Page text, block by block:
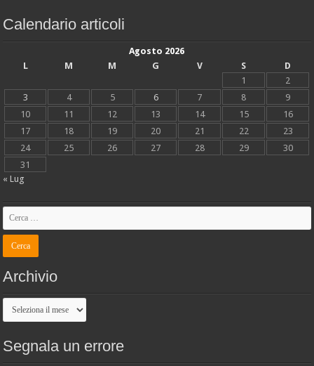
Calendario articoli
Agosto 2026
L
M M G V S
D
1
2
3
4 5 6 7 8
9
10
11 12 13 14 15
16
17
18 19 20 21 22
23
24
25 26 27 28 29
30
31
« Lug
Archivio
Archivio
Segnala un errore